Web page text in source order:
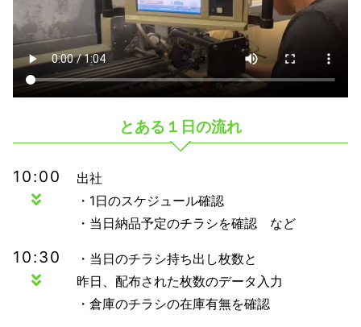
とある１日の流れ
10:00
出社
・1日のスケジュール確認
・当日納品予定のチラシを確認 など
10:30
・当日のチラシ持ち出し枚数と
昨日、配布された枚数のデータ入力
・倉庫のチラシの在庫有無を確認